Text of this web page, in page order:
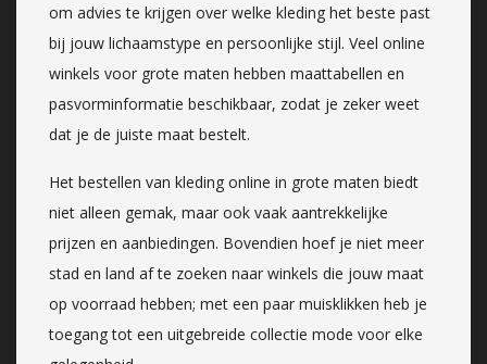
om advies te krijgen over welke kleding het beste past
bij jouw lichaamstype en persoonlijke stijl. Veel online
winkels voor grote maten hebben maattabellen en
pasvorminformatie beschikbaar, zodat je zeker weet
dat je de juiste maat bestelt.
Het bestellen van kleding online in grote maten biedt
niet alleen gemak, maar ook vaak aantrekkelijke
prijzen en aanbiedingen. Bovendien hoef je niet meer
stad en land af te zoeken naar winkels die jouw maat
op voorraad hebben; met een paar muisklikken heb je
toegang tot een uitgebreide collectie mode voor elke